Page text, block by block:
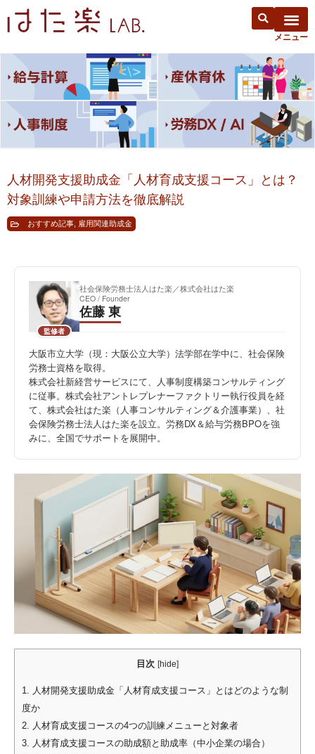
人材開発支援助成金「人材育成支援コース」とは？
対象訓練や申請方法を徹底解説
おすすめ記事, 雇用関連助成金
監修者
社会保険労務士法人はた楽／株式会社はた楽
CEO / Founder
佐藤 東
大阪市立大学（現：大阪公立大学）法学部在学中に、社会保険
労務士資格を取得。
株式会社新経営サービスにて、人事制度構築コンサルティング
に従事。株式会社アントレプレナーファクトリー執行役員を経
て、株式会社はた楽（人事コンサルティング＆介護事業）、社
会保険労務士法人はた楽を設立。労務DX＆給与労務BPOを強
みに、全国でサポートを展開中。
目次 [hide]
1.
人材開発支援助成金「人材育成支援コース」とはどのような制
度か
2.
人材育成支援コースの4つの訓練メニューと対象者
3.
人材育成支援コースの助成額と助成率（中小企業の場合）